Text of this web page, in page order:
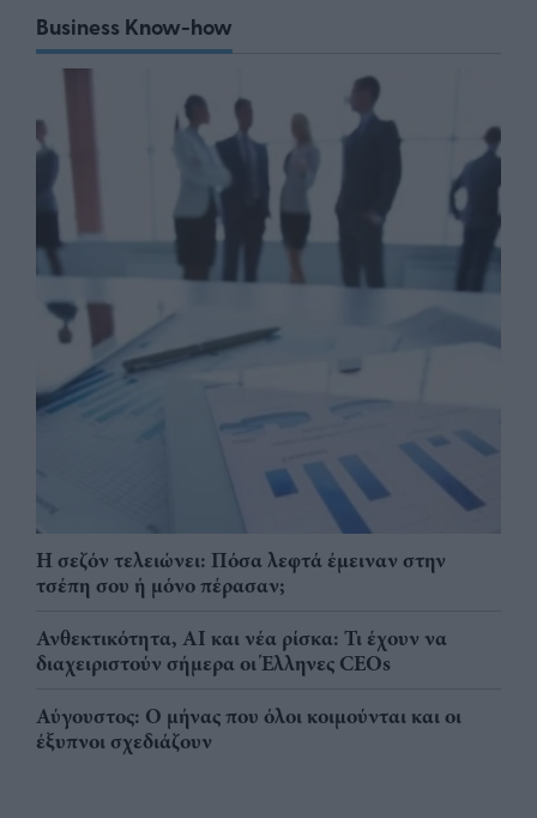
Business Know-how
Η σεζόν τελειώνει: Πόσα λεφτά έμειναν στην
τσέπη σου ή μόνο πέρασαν;
Ανθεκτικότητα, AI και νέα ρίσκα: Τι έχουν να
διαχειριστούν σήμερα οι Έλληνες CEOs
Αύγουστος: Ο μήνας που όλοι κοιμούνται και οι
έξυπνοι σχεδιάζουν